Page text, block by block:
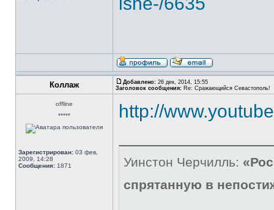
Коллаж Добавлено: 26 дек, 2014, 15:55
Заголовок сообщения: Re: Сражающийся Севастополь!
offline
*****
Зарегистрирован: 03 фев,
2009, 14:28
Сообщения: 1871
http://
Уинстон Черчилль:
спрятанную в